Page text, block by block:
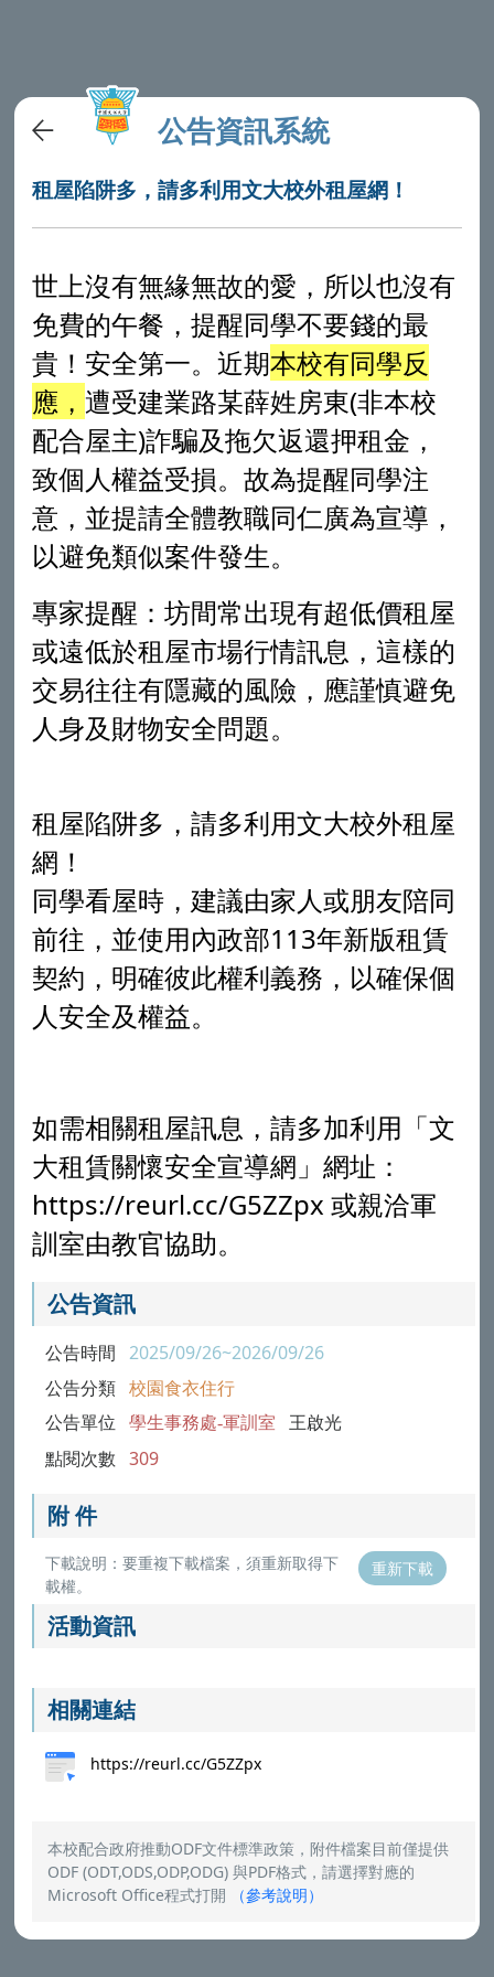
公告資訊系統
租屋陷阱多，請多利用文大校外租屋網！
世上沒有無緣無故的愛，所以也沒有
免費的午餐，提醒同學不要錢的最
貴！安全第一。近期本校有同學反
應，遭受建業路某薛姓房東(非本校
配合屋主)詐騙及拖欠返還押租金，
致個人權益受損。故為提醒同學注
意，並提請全體教職同仁廣為宣導，
以避免類似案件發生。
專家提醒：坊間常出現有超低價租屋
或遠低於租屋市場行情訊息，這樣的
交易往往有隱藏的風險，應謹慎避免
人身及財物安全問題。
租屋陷阱多，請多利用文大校外租屋
網！
同學看屋時，建議由家人或朋友陪同
前往，並使用內政部113年新版租賃
契約，明確彼此權利義務，以確保個
人安全及權益。
如需相關租屋訊息，請多加利用「文
大租賃關懷安全宣導網」網址：
https://reurl.cc/G5ZZpx 或親洽軍
訓室由教官協助。
公告資訊
公告時間 2025/09/26~2026/09/26
公告分類 校園食衣住行
公告單位 學生事務處-軍訓室 王啟光
點閱次數 309
附 件
下載說明：要重複下載檔案，須重新取得下
載權。
重新下載
活動資訊
相關連結
https://reurl.cc/G5ZZpx
本校配合政府推動ODF文件標準政策，附件檔案目前僅提供
ODF (ODT,ODS,ODP,ODG) 與PDF格式，請選擇對應的
Microsoft Office程式打開
（參考說明）